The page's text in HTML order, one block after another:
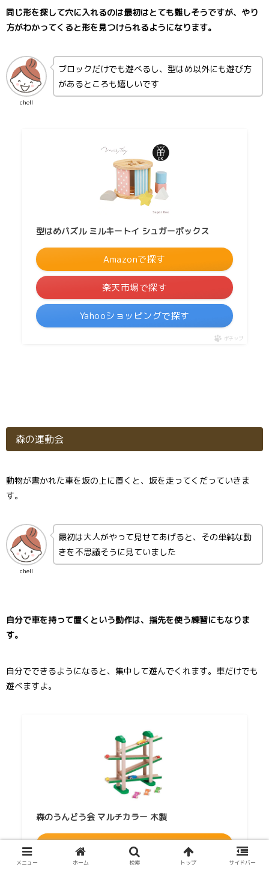
同じ形を探して穴に入れるのは最初はとても難しそうですが、やり
方がわかってくると形を見つけられるようになります。
chell
ブロックだけでも遊べるし、型はめ以外にも遊び方
があるところも嬉しいです
型はめパズル ミルキートイ シュガーボックス
Amazonで探す
楽天市場で探す
Yahooショッピングで探す
ポチップ
森の運動会
動物が書かれた車を坂の上に置くと、坂を走ってくだっていきま
す。
chell
最初は大人がやって見せてあげると、その単純な動
きを不思議そうに見ていました
自分で車を持って置くという動作は、指先を使う練習にもなりま
す。
自分でできるようになると、集中して遊んでくれます。車だけでも
遊べますよ。
森のうんどう会 マルチカラー 木製
Amazonで探す
メニュー ホーム 検索 トップ サイドバー